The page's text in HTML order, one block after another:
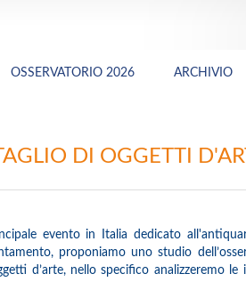
OSSERVATORIO 2026 ARCHIVIO
DI OGGETTI
evento in Italia dedicato
proponiamo uno studio
d’arte, nello specifico analizzeremo le